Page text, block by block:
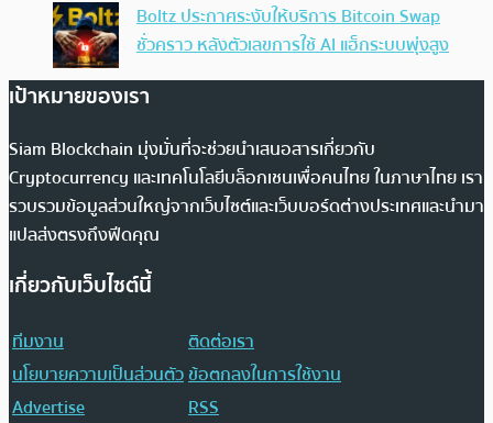
Boltz ประกาศระงับให้บริการ Bitcoin Swap
ชั่วคราว หลังตัวเลขการใช้ AI แฮ็กระบบพุ่งสูง
เป้าหมายของเรา
Siam Blockchain มุ่งมั่นที่จะช่วยนำเสนอสารเกี่ยวกับ
Cryptocurrency และเทคโนโลยีบล็อกเชนเพื่อคนไทย ในภาษาไทย เรา
รวบรวมข้อมูลส่วนใหญ่จากเว็บไซต์และเว็บบอร์ดต่างประเทศและนำมา
แปลส่งตรงถึงฟีดคุณ
เกี่ยวกับเว็บไซต์นี้
ทีมงาน
ติดต่อเรา
นโยบายความเป็นส่วนตัวข้อตกลงในการใช้งาน
Advertise
RSS